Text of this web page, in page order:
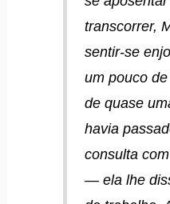
transcorrer,
sentir-se
um pouco
de quase
havia
consulta
— ela lhe